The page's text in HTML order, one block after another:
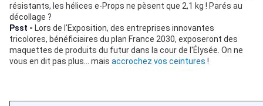
résistants, les hélices e-Props ne pèsent que 2,1 kg ! Parés au
décollage ?
Psst - Lors de l'Exposition, des entreprises innovantes
tricolores, bénéficiaires du plan France 2030, exposeront des
maquettes de produits du futur dans la cour de l'Élysée. On ne
vous en dit pas plus... mais accrochez vos ceintures !